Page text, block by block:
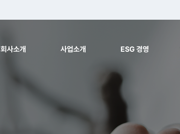
회사소개 사업소개 ESG 경영